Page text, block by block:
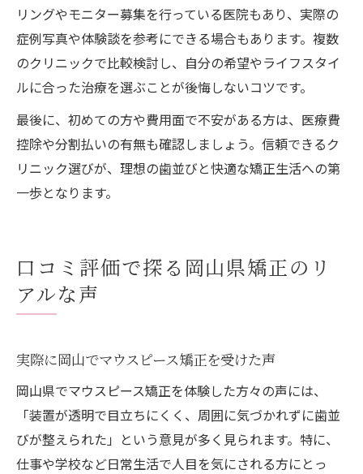
リングやモニター募集を行っている医院もあり、実際の
症例写真や体験談を参考にできる場合もあります。複数
のクリニックで比較検討し、自分の希望やライフスタイ
ルに合った治療を選ぶことが後悔しないコツです。
最後に、初めての方や費用面で不安がある方は、医療費
控除や分割払いの有無も確認しましょう。信頼できるク
リニック選びが、理想の歯並びと快適な矯正生活への第
一歩となります。
口コミ評価で探る岡山県矯正のリ
アルな声
実際に岡山でマウスピース矯正を受けた声
岡山県でマウスピース矯正を体験した方々の声には、
「装置が透明で目立ちにくく、周囲に気づかれずに歯並
びが整えられた」という意見が多く見られます。特に、
仕事や学校など日常生活で人目を気にされる方にとっ